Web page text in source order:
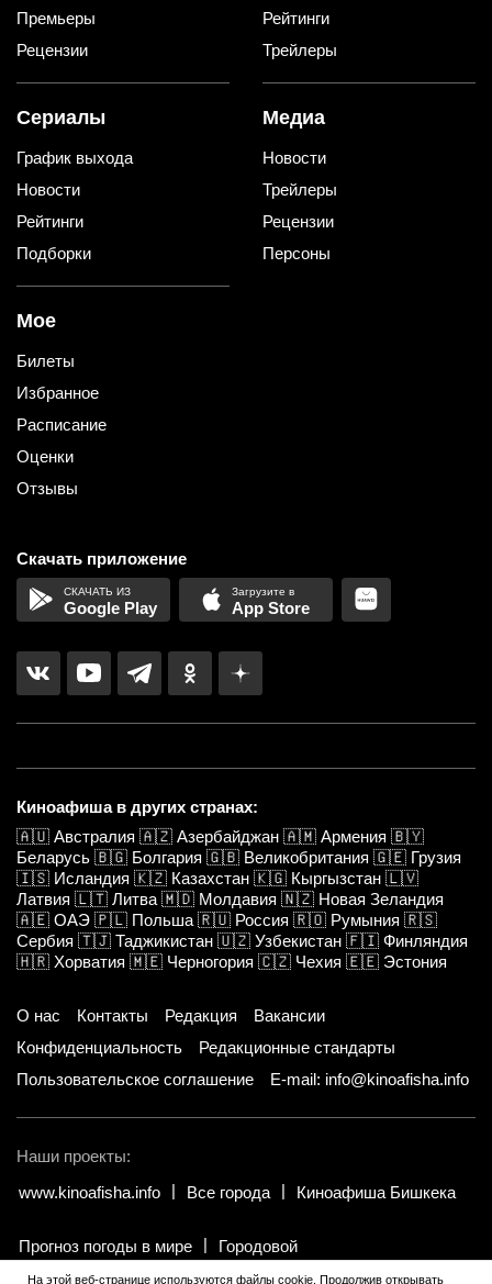
Премьеры
Рецензии
Рейтинги
Трейлеры
Сериалы
График выхода
Новости
Рейтинги
Подборки
Медиа
Новости
Трейлеры
Рецензии
Персоны
Мое
Билеты
Избранное
Расписание
Оценки
Отзывы
Скачать приложение
Google Play App Store
Киноафиша в других странах:
🇦🇺 Австралия 🇦🇿 Азербайджан 🇦🇲 Армения 🇧🇾
Беларусь 🇧🇬 Болгария 🇬🇧 Великобритания 🇬🇪 Грузия
🇮🇸 Исландия 🇰🇿 Казахстан 🇰🇬 Кыргызстан 🇱🇻
Латвия 🇱🇹 Литва 🇲🇩 Молдавия 🇳🇿 Новая Зеландия
🇦🇪 ОАЭ 🇵🇱 Польша 🇷🇺 Россия 🇷🇴 Румыния 🇷🇸
Сербия 🇹🇯 Таджикистан 🇺🇿 Узбекистан 🇫🇮 Финляндия
🇭🇷 Хорватия 🇲🇪 Черногория 🇨🇿 Чехия 🇪🇪 Эстония
О нас Контакты Редакция
Вакансии
Конфиденциальность
Редакционные стандарты
Пользовательское соглашение
E-mail: info@kinoafisha.info
Наши проекты:
www.kinoafisha.info
Все города Киноафиша Бишкека
Прогноз погоды в мире Городовой
На этой веб-странице используются файлы cookie. Продолжив открывать